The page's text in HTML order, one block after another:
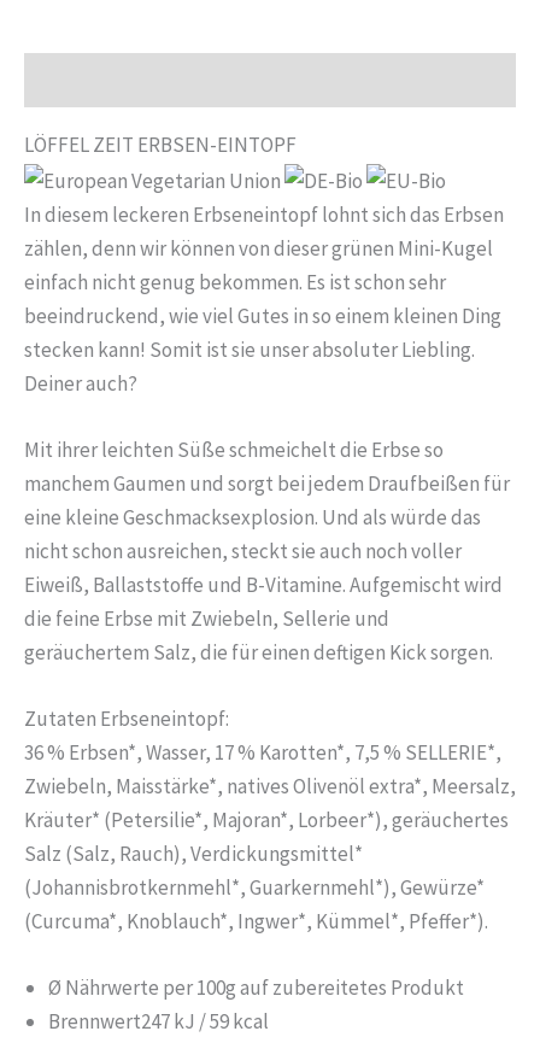
LÖFFEL ZEIT ERBSEN-EINTOPF
In diesem leckeren Erbseneintopf lohnt sich das Erbsen
zählen, denn wir können von dieser grünen Mini-Kugel
einfach nicht genug bekommen. Es ist schon sehr
beeindruckend, wie viel Gutes in so einem kleinen Ding
stecken kann! Somit ist sie unser absoluter Liebling.
Deiner auch?
Mit ihrer leichten Süße schmeichelt die Erbse so
manchem Gaumen und sorgt bei jedem Draufbeißen für
eine kleine Geschmacksexplosion. Und als würde das
nicht schon ausreichen, steckt sie auch noch voller
Eiweiß, Ballaststoffe und B-Vitamine. Aufgemischt wird
die feine Erbse mit Zwiebeln, Sellerie und
geräuchertem Salz, die für einen deftigen Kick sorgen.
Zutaten Erbseneintopf:
36 % Erbsen*, Wasser, 17 % Karotten*, 7,5 % SELLERIE*,
Zwiebeln, Maisstärke*, natives Olivenöl extra*, Meersalz,
Kräuter* (Petersilie*, Majoran*, Lorbeer*), geräuchertes
Salz (Salz, Rauch), Verdickungsmittel*
(Johannisbrotkernmehl*, Guarkernmehl*), Gewürze*
(Curcuma*, Knoblauch*, Ingwer*, Kümmel*, Pfeffer*).
Ø Nährwerte per 100g auf zubereitetes Produkt
Brennwert247 kJ / 59 kcal